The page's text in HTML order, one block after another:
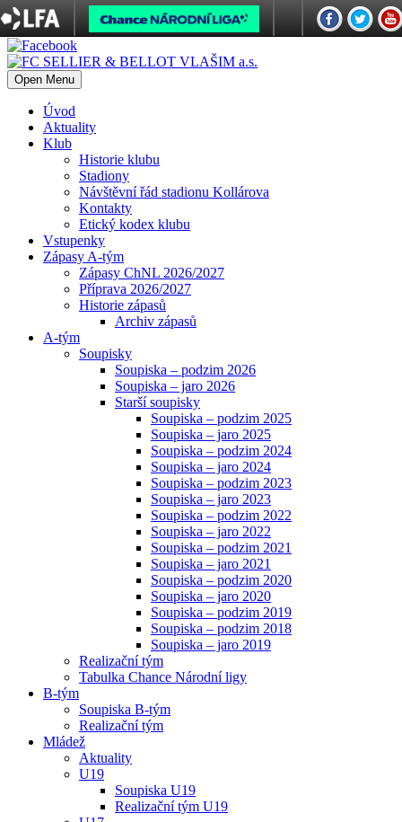
Open Menu
Úvod
Aktuality
Klub
Historie klubu
Stadiony
Návštěvní řád stadionu Kollárova
Kontakty
Etický kodex klubu
Vstupenky
Zápasy A-tým
Zápasy ChNL 2026/2027
Příprava 2026/2027
Historie zápasů
Archiv zápasů
A-tým
Soupisky
Soupiska – podzim 2026
Soupiska – jaro 2026
Starší soupisky
Soupiska – podzim 2025
Soupiska – jaro 2025
Soupiska – podzim 2024
Soupiska – jaro 2024
Soupiska – podzim 2023
Soupiska – jaro 2023
Soupiska – podzim 2022
Soupiska – jaro 2022
Soupiska – podzim 2021
Soupiska – jaro 2021
Soupiska – podzim 2020
Soupiska – jaro 2020
Soupiska – podzim 2019
Soupiska – podzim 2018
Soupiska – jaro 2019
Realizační tým
Tabulka Chance Národní ligy
B-tým
Soupiska B-tým
Realizační tým
Mládež
Aktuality
U19
Soupiska U19
Realizační tým U19